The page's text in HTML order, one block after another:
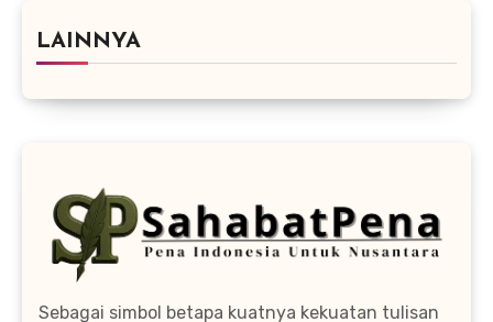
LAINNYA
Sebagai simbol betapa kuatnya kekuatan tulisan